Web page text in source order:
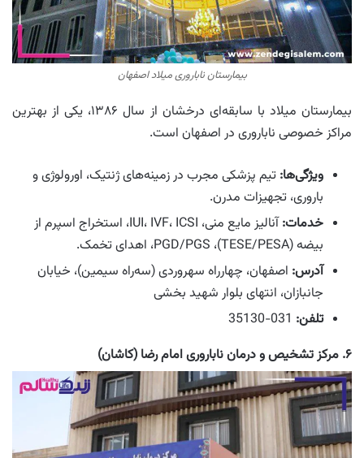
بیمارستان ناباروری میلاد اصفهان
بیمارستان میلاد با سابقه‌ای درخشان از سال ۱۳۸۶، یکی از بهترین
مراکز خصوصی ناباروری در اصفهان است.
ویژگی‌ها: تیم پزشکی مجرب در زمینه‌های ژنتیک، اورولوژی و
باروری، تجهیزات مدرن.
خدمات:
آنالیز مایع منی، IUI، IVF، ICSI، استخراج اسپرم از
بیضه (TESE/PESA)، PGD/PGS، اهدای تخمک.
آدرس: اصفهان، چهارراه سهروردی (سه‌راه سیمین)، خیابان
جانبازان، انتهای بلوار شهید بخشی
تلفن:
۶. مرکز تشخیص و درمان ناباروری امام رضا (کاشان)